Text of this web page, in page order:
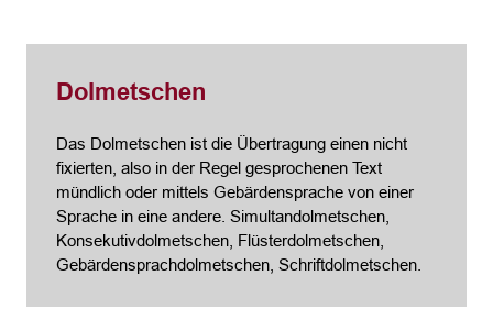
Dolmetschen
Das Dolmetschen ist die Übertragung einen nicht
fixierten, also in der Regel gesprochenen Text
mündlich oder mittels Gebärdensprache von einer
Sprache in eine andere. Simultandolmetschen,
Konsekutivdolmetschen, Flüsterdolmetschen,
Gebärdensprachdolmetschen, Schriftdolmetschen.